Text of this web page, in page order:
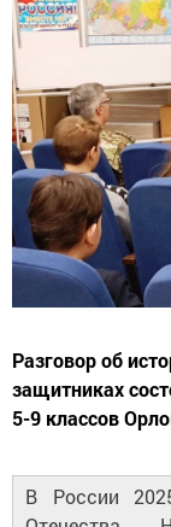
Разговор об
защитниках
5-9 классов
В России